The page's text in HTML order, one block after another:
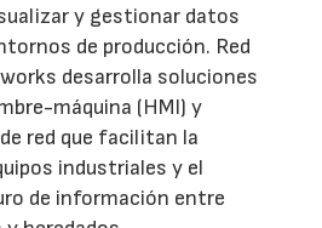
y gestionar datos
de producción. Red
desarrolla soluciones
máquina (HMI) y
red que facilitan la
industriales y el
de información entre